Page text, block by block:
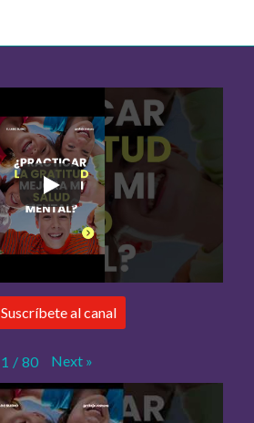
Suscríbete al canal
1 / 80 Next »